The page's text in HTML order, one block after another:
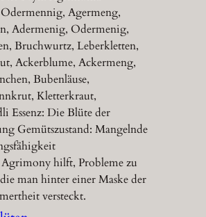
Agermeng,
Adermenig, Odermenig,
Bruchwurtz, Leberkletten,
Ackerblume, Ackermeng,
Bubenläuse,
Kletterkraut,
Essenz: Die Blüte der
Gemütszustand: Mangelnde
hilft, Probleme zu
man hinter einer Maske der
versteckt.